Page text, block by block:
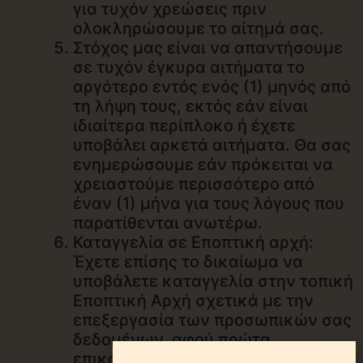
για τυχόν χρεώσεις πριν
ολοκληρώσουμε το αίτημά σας.
Στόχος μας είναι να απαντήσουμε
σε τυχόν έγκυρα αιτήματα το
αργότερο εντός ενός (1) μηνός από
τη λήψη τους, εκτός εάν είναι
ιδιαίτερα περίπλοκο ή έχετε
υποβάλει αρκετά αιτήματα. Θα σας
ενημερώσουμε εάν πρόκειται να
χρειαστούμε περισσότερο από
έναν (1) μήνα για τους λόγους που
παρατίθενται ανωτέρω.
Καταγγελία σε Εποπτική αρχή:
Έχετε επίσης το δικαίωμα να
υποβάλετε καταγγελία στην τοπική
Εποπτική Αρχή σχετικά με την
επεξεργασία των προσωπικών σας
δεδομένων, αφού πρώτα